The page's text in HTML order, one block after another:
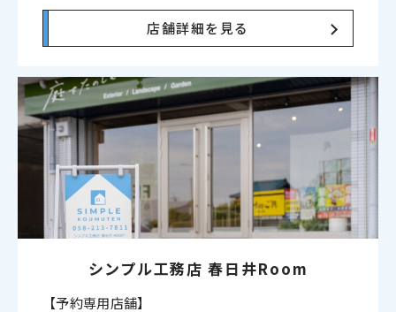
店舗詳細を見る
シンプル工務店 春日井Room
【予約専用店舗】